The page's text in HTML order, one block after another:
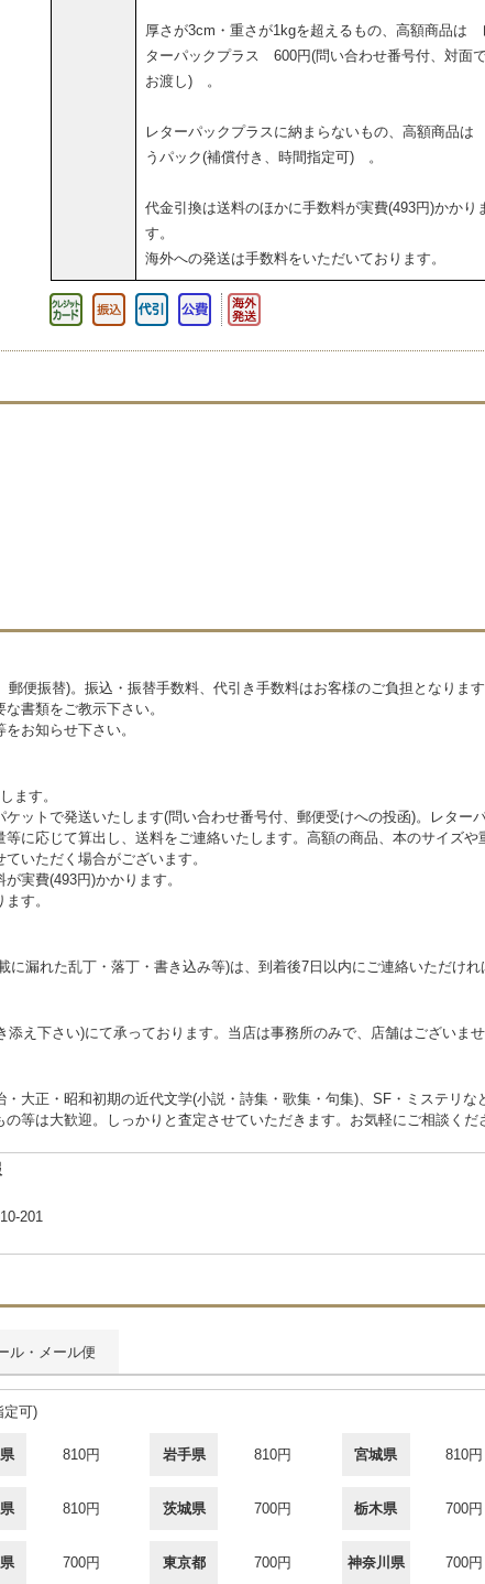
厚さが3cm・重さが1kgを超えるもの、高額商品は
ターパックプラス 600円(問い合わせ番号付、対面
お渡し) 。
レターパックプラスに納まらないもの、高額商品
うパック(補償付き、時間指定可) 。
代金引換は送料のほかに手数料が実費(493円)かかり
す。
海外への発送は手数料をいただいております。
便振替)。振込・振替手数料、代引き手数料はお客様のご負担となります
書類をご教示下さい。
お知らせ下さい。
ます。
ットで発送いたします(問い合わせ番号付、郵便受けへの投函)。レター
に応じて算出し、送料をご連絡いたします。高額の商品、本のサイズ
いただく場合がございます。
実費(493円)かかります。
す。
漏れた乱丁・落丁・書き込み等)は、到着後7日以内にご連絡いただけれ
添え下さい)にて承っております。当店は事務所のみで、店舗はございませ
大正・昭和初期の近代文学(小説・詩集・歌集・句集)、SF・ミステリ
等は大歓迎。しっかりと査定させていただきます。お気軽にご相談くだ
201
ル・メール便
定可)
810円 岩手県 810円 宮城県 810円
810円 茨城県 700円 栃木県 700円
700円 東京都 700円 神奈川県 700円